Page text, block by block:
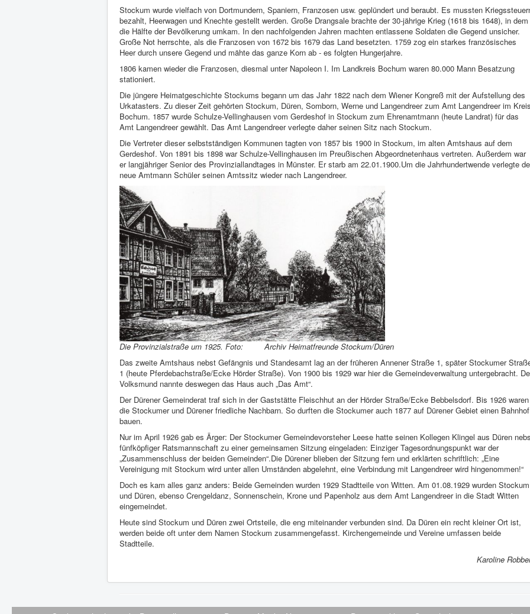
Stockum wurde vielfach von Dortmundern, Spaniern, Franzosen usw. geplündert und beraubt. Es mussten
bezahlt, Heerwagen und Knechte gestellt werden. Große Drangsale brachte der 30-jährige Krieg (1618 bis 1648), in dem
die Hälfte der Bevölkerung umkam. In den nachfolgenden Jahren machten entlassene Soldaten die Gegend unsicher.
Große Not herrschte, als die Franzosen von 1672 bis 1679 das Land besetzten. 1759 zog ein starkes französisches
Heer durch unsere Gegend und mähte das ganze Korn ab - es folgten Hungerjahre.
1806 kamen wieder die Franzosen, diesmal unter Napoleon I. Im Landkreis Bochum waren 80.000 Mann Besatzung
stationiert.
Die jüngere Heimatgeschichte Stockums begann um das Jahr 1822 nach dem Wiener Kongreß mit der Aufstellung des
Urkatasters. Zu dieser Zeit gehörten Stockum, Düren, Somborn, Werne und Langendreer zum Amt Langendreer im
Bochum. 1857 wurde Schulze-Vellinghausen vom Gerdeshof in Stockum zum Ehrenamtmann (heute Landrat) für das
Amt Langendreer gewählt. Das Amt Langendreer verlegte daher seinen Sitz nach Stockum.
Die Vertreter dieser selbstständigen Kommunen tagten von 1857 bis 1900 in Stockum, im alten Amtshaus auf dem
Gerdeshof. Von 1891 bis 1898 war Schulze-Vellinghausen im Preußischen Abgeordnetenhaus vertreten. Außerdem war
er langjähriger Senior des Provinziallandtages in Münster. Er starb am 22.01.1900.Um die Jahrhundertwende verlegte
neue Amtmann Schüler seinen Amtssitz wieder nach Langendreer.
Die Provinzialstraße um 1925. Foto: Archiv Heimatfreunde Stockum/Düren
Das zweite Amtshaus nebst Gefängnis und Standesamt lag an der früheren Annener Straße 1, später Stockumer
1 (heute Pferdebachstraße/Ecke Hörder Straße). Von 1900 bis 1929 war hier die Gemeindeverwaltung untergebracht.
Volksmund nannte deswegen das Haus auch „Das Amt“.
Der Dürener Gemeinderat traf sich in der Gaststätte Fleischhut an der Hörder Straße/Ecke Bebbelsdorf. Bis 1926 waren
die Stockumer und Dürener friedliche Nachbarn. So durften die Stockumer auch 1877 auf Dürener Gebiet einen Bahnhof
bauen.
Nur im April 1926 gab es Ärger: Der Stockumer Gemeindevorsteher Leese hatte seinen Kollegen Klingel aus Düren
fünfköpfiger Ratsmannschaft zu einer gemeinsamen Sitzung eingeladen: Einziger Tagesordnungspunkt war der
„Zusammenschluss der beiden Gemeinden“.Die Dürener blieben der Sitzung fern und erklärten schriftlich: „Eine
Vereinigung mit Stockum wird unter allen Umständen abgelehnt, eine Verbindung mit Langendreer wird hingenommen!“
Doch es kam alles ganz anders: Beide Gemeinden wurden 1929 Stadtteile von Witten. Am 01.08.1929 wurden Stockum
und Düren, ebenso Crengeldanz, Sonnenschein, Krone und Papenholz aus dem Amt Langendreer in die Stadt Witten
eingemeindet.
Heute sind Stockum und Düren zwei Ortsteile, die eng miteinander verbunden sind. Da Düren ein recht kleiner Ort ist,
werden beide oft unter dem Namen Stockum zusammengefasst. Kirchengemeinde und Vereine umfassen beide
Stadtteile.
Karoline
© 2026 Heimatfreunde Stockum/Düren e. V.